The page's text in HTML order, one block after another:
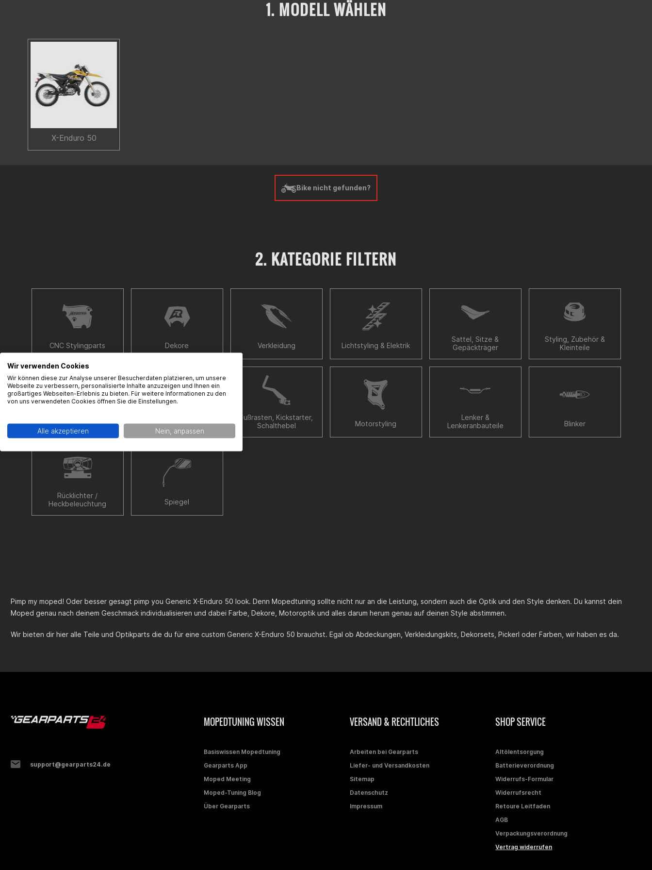
1. MODELL WÄHLEN
X-Enduro 50
Bike nicht gefunden?
2. KATEGORIE FILTERN
CNC Stylingparts Dekore Verkleidung Lichtstyling & Elektrik
Sattel, Sitze &
Gepäckträger
Styling, Zubehör &
Kleinteile
Instrumente Aufkleber
Fußrasten, Kickstarter,
Schalthebel
Motorstyling
Lenker &
Lenkeranbauteile
Blinker
Rücklichter /
Heckbeleuchtung
Spiegel
Pimp my moped! Oder besser gesagt pimp you Generic X-Enduro 50 look. Denn Mopedtuning sollte nicht nur an die Leistung, sondern auch die Optik und den Style denken. Du kannst dein
Moped genau nach deinem Geschmack individualisieren und dabei Farbe, Dekore, Motoroptik und alles darum herum genau auf deinen Style abstimmen.
Wir bieten dir hier alle Teile und Optikparts die du für eine custom Generic X-Enduro 50 brauchst. Egal ob Abdeckungen, Verkleidungskits, Dekorsets, Pickerl oder Farben, wir haben es da.
support@gearparts24.de
MOPEDTUNING WISSEN
Basiswissen Mopedtuning
Gearparts App
Moped Meeting
Moped-Tuning Blog
Über Gearparts
VERSAND & RECHTLICHES
Arbeiten bei Gearparts
Liefer- und Versandkosten
Sitemap
Datenschutz
Impressum
SHOP SERVICE
Altölentsorgung
Batterieverordnung
Widerrufs-Formular
Widerrufsrecht
Retoure Leitfaden
AGB
Verpackungsverordnung
Vertrag widerrufen
Wir verwenden Cookies
Wir können diese zur Analyse unserer Besucherdaten platzieren, um unsere
Webseite zu verbessern, personalisierte Inhalte anzuzeigen und Ihnen ein
großartiges Webseiten-Erlebnis zu bieten. Für weitere Informationen zu den
von uns verwendeten Cookies öffnen Sie die Einstellungen.
Alle akzeptieren Nein, anpassen